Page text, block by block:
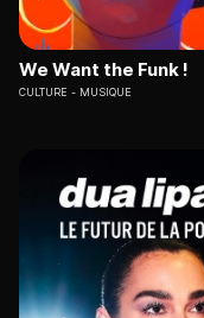
We Want the Funk !
CULTURE MUSIQUE